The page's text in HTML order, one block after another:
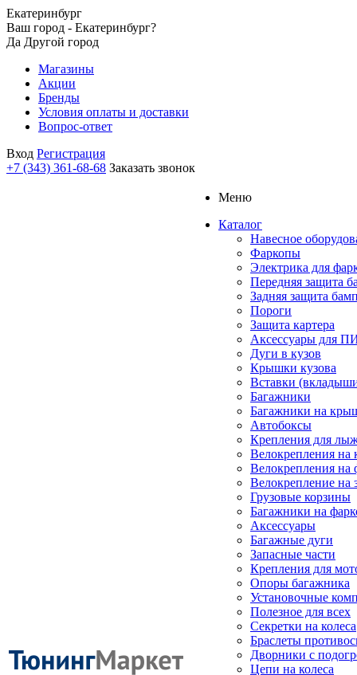
Екатеринбург
Ваш город - Екатеринбург?
Да Другой город
Магазины
Акции
Бренды
Условия оплаты и доставки
Вопрос-ответ
Вход Регистрация
+7 (343) 361-68-68 Заказать звонок
Меню
Каталог
Навесное
Фаркопы
Электрика для
Передняя защита
Задняя защита
Пороги
Защита картера
Аксессуары для
Дуги в кузов
Крышки кузова
Вставки
Багажники
Багажники на
Автобоксы
Крепления для
Велокрепления
Велокрепления на
Велокрепление на
Грузовые корзины
Багажники на
Аксессуары
Багажные дуги
Запасные части
Крепления для
Опоры багажника
Установочные
Полезное для всех
Секретки на колеса
Браслеты
Дворники с
Цепи на колеса